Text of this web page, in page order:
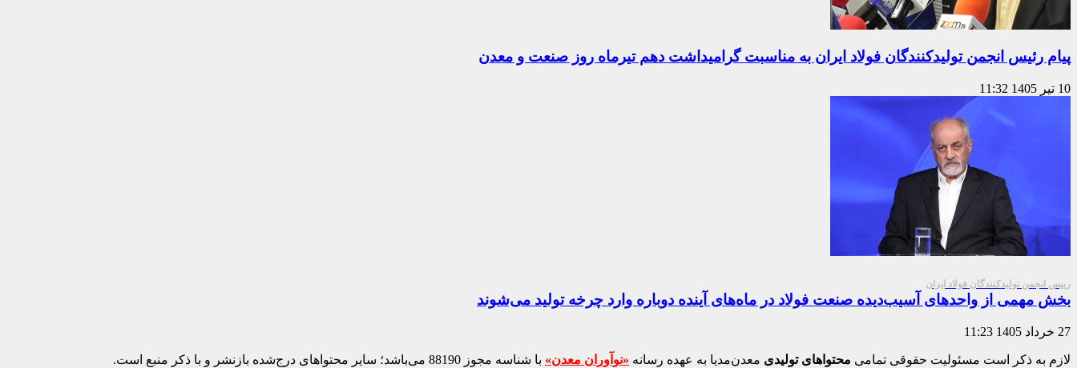
پیام رئیس انجمن تولیدکنندگان فولاد ایران به مناسبت گرامیداشت دهم تیرماه روز صنعت و معدن
10 تیر 1405 11:32
رییس انجمن تولیدکنندگان فولاد ایران
بخش مهمی از واحدهای آسیب‌دیده صنعت فولاد در ماه‌های آینده دوباره وارد چرخه تولید می‌شوند
27 خرداد 1405 11:23
لازم به ذکر است مسئولیت حقوقی تمامی محتواهای تولیدی معدن‌مدیا به عهده رسانه «نوآوران معدن» با شناسه مجوز 88190 می‌باشد؛ سایر محتواهای درج‌شده بازنشر و با ذکر منبع است.